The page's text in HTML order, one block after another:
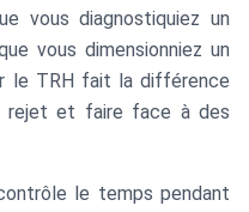
vous diagnostiquiez un
vous dimensionniez un
le TRH fait la différence
rejet et faire face à des
le temps pendant